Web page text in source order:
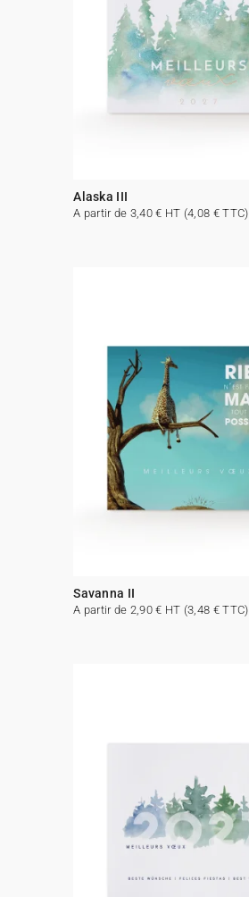
Alaska III
A partir de 3,40 € HT (4,08 € TTC)
Savanna II
A partir de 2,90 € HT (3,48 € TTC)